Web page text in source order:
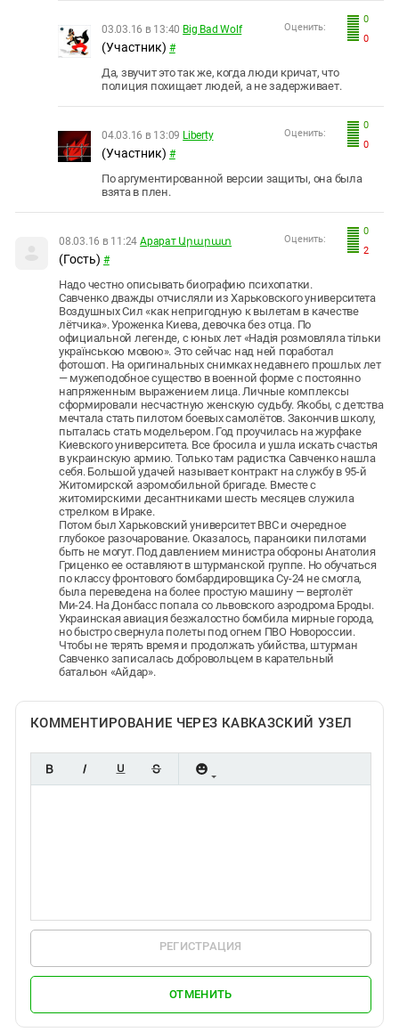
0
0
Оценить:
03.03.16 в 13:40 Big Bad Wolf
(Участник) #
Да, звучит это так же, когда люди кричат, что
полиция похищает людей, а не задерживает.
0
0
Оценить:
04.03.16 в 13:09 Liberty
(Участник) #
По аргументированной версии защиты, она была
взята в плен.
0
2
Оценить:
08.03.16 в 11:24 Арарат Արարատ
(Гость) #
Надо честно описывать биографию психопатки.
Савченко дважды отчисляли из Харьковского университета
Воздушных Сил «как непригодную к вылетам в качестве
лётчика».Уроженка Киева, девочка без отца. По
официальной легенде, с юных лет «Надія розмовляла тільки
українською мовою». Это сейчас над ней поработал
фотошоп. На оригинальных снимках недавнего прошлых лет
— мужеподобное существо в военной форме с постоянно
напряженным выражением лица. Личные комплексы
сформировали несчастную женскую судьбу. Якобы, с детства
мечтала стать пилотом боевых самолётов. Закончив школу,
пыталась стать модельером. Год проучилась на журфаке
Киевского университета. Все бросила и ушла искать счастья
в украинскую армию. Только там радистка Савченко нашла
себя. Большой удачей называет контракт на службу в 95-й
Житомирской аэромобильной бригаде. Вместе с
житомирскими десантниками шесть месяцев служила
стрелком в Ираке.
Потом был Харьковский университет ВВС и очередное
глубокое разочарование. Оказалось, параноики пилотами
быть не могут. Под давлением министра обороны Анатолия
Гриценко ее оставляют в штурманской группе. Но обучаться
по классу фронтового бомбардировщика Су-24 не смогла,
была переведена на более простую машину — вертолёт
Ми-24. На Донбасс попала со львовского аэродрома Броды.
Украинская авиация безжалостно бомбила мирные города,
но быстро свернула полеты под огнем ПВО Новороссии.
Чтобы не терять время и продолжать убийства, штурман
Савченко записалась добровольцем в карательный
батальон «Айдар».
КОММЕНТИРОВАНИЕ ЧЕРЕЗ КАВКАЗСКИЙ УЗЕЛ
РЕГИСТРАЦИЯ
ОТМЕНИТЬ